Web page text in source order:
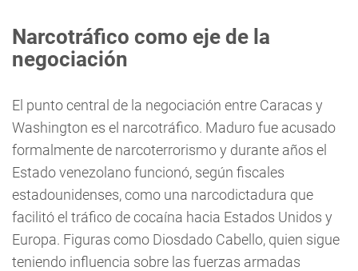
Narcotráfico como eje de la
negociación
El punto central de la negociación entre Caracas y
Washington es el narcotráfico. Maduro fue acusado
formalmente de narcoterrorismo y durante años el
Estado venezolano funcionó, según fiscales
estadounidenses, como una narcodictadura que
facilitó el tráfico de cocaína hacia Estados Unidos y
Europa. Figuras como Diosdado Cabello, quien sigue
teniendo influencia sobre las fuerzas armadas